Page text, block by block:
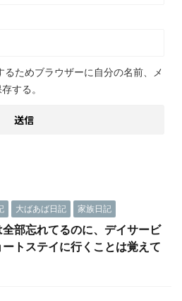
るためブラウザーに自分の名前、メ
する。
大ばあば日記 家族日記
部忘れてるのに、デイサービ
トステイに行くことは覚えて